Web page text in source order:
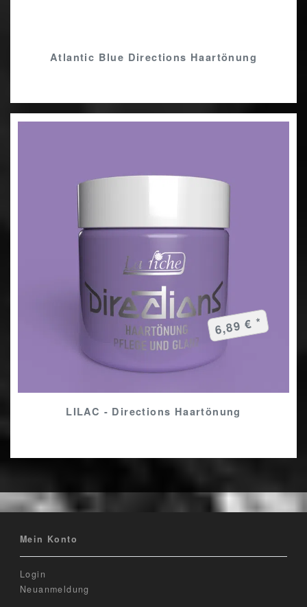
Atlantic Blue Directions Haartönung
LILAC - Directions Haartönung
6,89 € *
Mein Konto
Login
Neuanmeldung